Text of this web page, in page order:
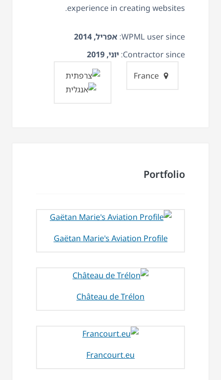
experience in creating websites.
WPML user since: אפריל, 2014
Contractor since: יוני, 2019
Portfolio
Gaëtan Marie's Aviation Profile
Château de Trélon
Francourt.eu